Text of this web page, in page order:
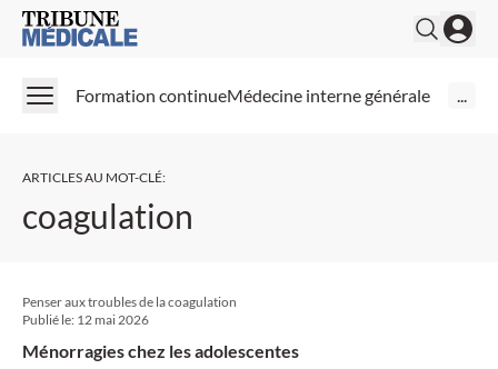
Medical Tribune
Formation continueMédecine interne générale ...
ARTICLES AU MOT-CLÉ:
coagulation
Penser aux troubles de la coagulation
Publié le: 12 mai 2026
Ménorragies chez les adolescentes